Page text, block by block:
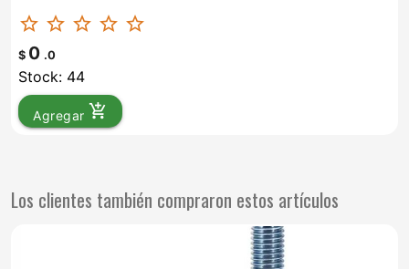
star_border star_border star_border star_border star_border
$ 0 .0
Stock: 44
Agregar add_shopping_cart
Los clientes también compraron estos artículos